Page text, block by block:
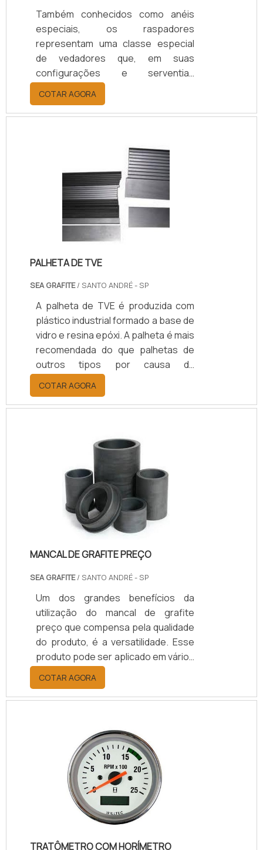
Também conhecidos como anéis
especiais, os raspadores
representam uma classe especial
de vedadores que, em suas
configurações e serventias
originais, possuem a função de não
deixar que impurezas diversas
adentrem o sistema e venham a
industrial.Tecnicamente, esses
produtos servem à raspagem
combinada através de movimentos
alternativos ou deslizantes. Em
casos específicos, o anel raspador
pode ir além da pura e simples
esp.
COTAR AGORA
PALHETA DE TVE
SEA GRAFITE/ SANTO ANDRÉ - SP
A palheta de TVE é produzida com
plástico industrial formado a base de
vidro e resina epóxi. A palheta é mais
recomendada do que palhetas de
outros tipos por causa da
resistência e da ótima estabilidade,
características que permitem que
ela seja utilizada nas mais diversas
siderúrgica.A principal característica
desta palheta está na própria forma.
Por serroduzida em alta
temperatura e pressão, com
camadas de tecido de vidro
contendo resina epóxi, a palheta
pode se.
COTAR AGORA
MANCAL DE GRAFITE PREÇO
SEA GRAFITE/ SANTO ANDRÉ - SP
Um dos grandes benefícios da
utilização do mancal de grafite
preço que compensa pela qualidade
do produto, é a versatilidade. Esse
produto pode ser aplicado em vários
equipamentos de inúmeros
segmentos industriais, com a
finalidade de gerar estabilidade. Um
desse produto é que a fabricação é
feita com matéria prima de qualidade
ímpar e passa por alguns processos
para a estabilidade durante a
utilização. Isso só é obtido se o
mancal de grafite é fabricado em
COTAR AGORA
TRATÔMETRO COM HORÍMETRO